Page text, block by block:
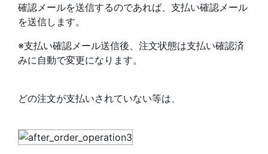
確認メールを送信するのであれば、支払い確認メール
を送信します。
※支払い確認メール送信後、注文状態は支払い確認済
みに自動で変更になります。
どの注文が支払いされていない等は、